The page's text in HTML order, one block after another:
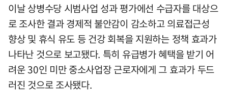
이날 상병수당 시범사업 성과 평가에선 수급자를 대상으
로 조사한 결과 경제적 불안감이 감소하고 의료접근성
향상 및 휴식 유도 등 건강 회복을 지원하는 정책 효과가
나타난 것으로 보고됐다. 특히 유급병가 혜택을 받기 어
려운 30인 미만 중소사업장 근로자에게 그 효과가 두드
러진 것으로 조사됐다.